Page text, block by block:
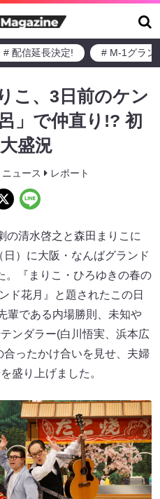
# 配信延長決定! # M-1グラン
こ、3日前のケン
」で仲直り!? 初
盛況
ニュース レポート
の清水啓之と森田まりこに
日）に大阪・なんばグランド
。『まりこ・ひろゆきの春の
ド花月』と題されたこの日
輩である内場勝則、未知や
ンダラー(白川悟実、浜本広
ったかけ合いを見せ、夫婦
盛り上げました。